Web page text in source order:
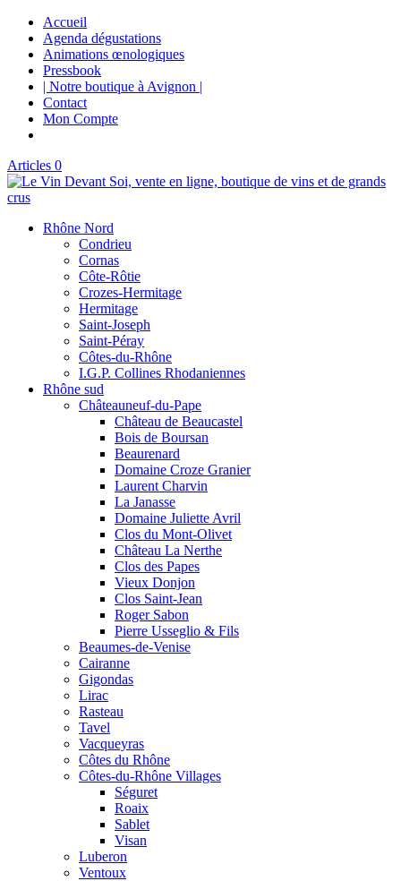
Accueil
Agenda dégustations
Animations œnologiques
Pressbook
| Notre boutique à Avignon |
Contact
Mon Compte
Articles 0
Rhône Nord
Condrieu
Cornas
Côte-Rôtie
Crozes-Hermitage
Hermitage
Saint-Joseph
Saint-Péray
Côtes-du-Rhône
I.G.P. Collines Rhodaniennes
Rhône sud
Châteauneuf-du-Pape
Château de Beaucastel
Bois de Boursan
Beaurenard
Domaine Croze Granier
Laurent Charvin
La Janasse
Domaine Juliette Avril
Clos du Mont-Olivet
Château La Nerthe
Clos des Papes
Vieux Donjon
Clos Saint-Jean
Roger Sabon
Pierre Usseglio & Fils
Beaumes-de-Venise
Cairanne
Gigondas
Lirac
Rasteau
Tavel
Vacqueyras
Côtes du Rhône
Côtes-du-Rhône Villages
Séguret
Roaix
Sablet
Visan
Luberon
Ventoux